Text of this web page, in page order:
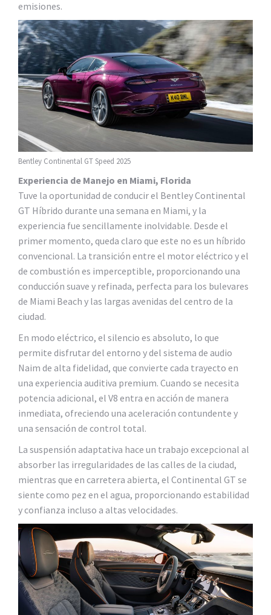
emisiones.
Bentley Continental GT Speed 2025
Experiencia de Manejo en Miami, Florida
Tuve la oportunidad de conducir el Bentley Continental
GT Híbrido durante una semana en Miami, y la
experiencia fue sencillamente inolvidable. Desde el
primer momento, queda claro que este no es un híbrido
convencional. La transición entre el motor eléctrico y el
de combustión es imperceptible, proporcionando una
conducción suave y refinada, perfecta para los bulevares
de Miami Beach y las largas avenidas del centro de la
ciudad.
En modo eléctrico, el silencio es absoluto, lo que
permite disfrutar del entorno y del sistema de audio
Naim de alta fidelidad, que convierte cada trayecto en
una experiencia auditiva premium. Cuando se necesita
potencia adicional, el V8 entra en acción de manera
inmediata, ofreciendo una aceleración contundente y
una sensación de control total.
La suspensión adaptativa hace un trabajo excepcional al
absorber las irregularidades de las calles de la ciudad,
mientras que en carretera abierta, el Continental GT se
siente como pez en el agua, proporcionando estabilidad
y confianza incluso a altas velocidades.